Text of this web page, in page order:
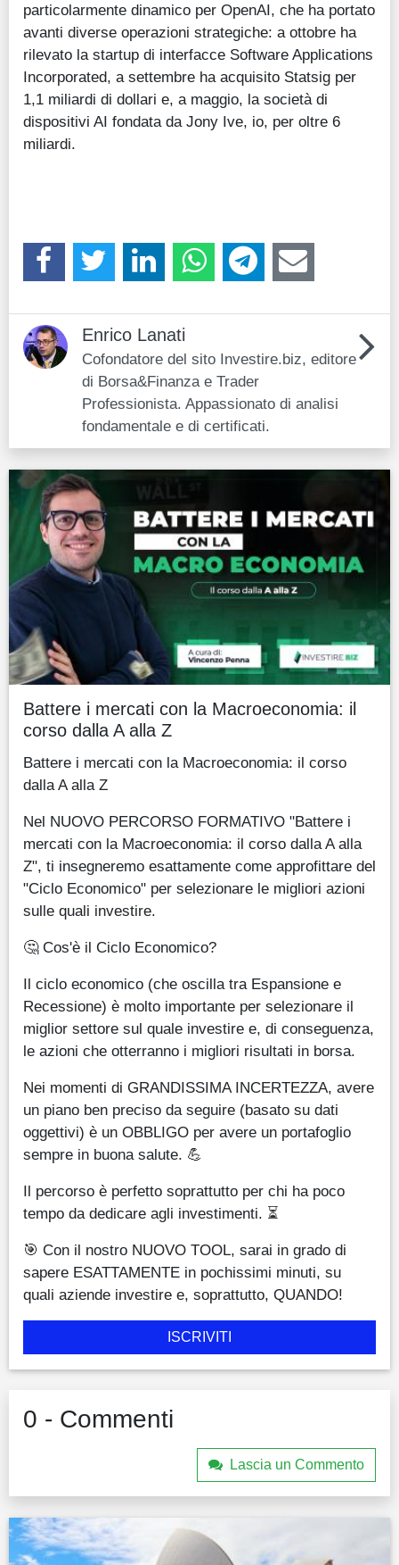
particolarmente dinamico per OpenAI, che ha portato
avanti diverse operazioni strategiche: a ottobre ha
rilevato la startup di interfacce Software Applications
Incorporated, a settembre ha acquisito Statsig per
1,1 miliardi di dollari e, a maggio, la società di
dispositivi AI fondata da Jony Ive, io, per oltre 6
miliardi.
Enrico Lanati
Cofondatore del sito Investire.biz, editore
di Borsa&Finanza e Trader
Professionista. Appassionato di analisi
fondamentale e di certificati.
Battere i mercati con la Macroeconomia: il
corso dalla A alla Z
Battere i mercati con la Macroeconomia: il corso
dalla A alla Z
Nel NUOVO PERCORSO FORMATIVO "Battere i
mercati con la Macroeconomia: il corso dalla A alla
Z", ti insegneremo esattamente come approfittare del
"Ciclo Economico" per selezionare le migliori azioni
sulle quali investire.
🤔 Cos'è il Ciclo Economico?
Il ciclo economico (che oscilla tra Espansione e
Recessione) è molto importante per selezionare il
miglior settore sul quale investire e, di conseguenza,
le azioni che otterranno i migliori risultati in borsa.
Nei momenti di GRANDISSIMA INCERTEZZA, avere
un piano ben preciso da seguire (basato su dati
oggettivi) è un OBBLIGO per avere un portafoglio
sempre in buona salute. 💪
Il percorso è perfetto soprattutto per chi ha poco
tempo da dedicare agli investimenti. ⏳
🎯 Con il nostro NUOVO TOOL, sarai in grado di
sapere ESATTAMENTE in pochissimi minuti, su
quali aziende investire e, soprattutto, QUANDO!
ISCRIVITI
0 - Commenti
Lascia un Commento